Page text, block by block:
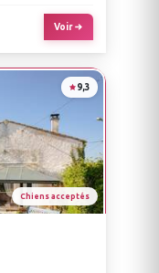
Voir
9,3
Chiens acceptés